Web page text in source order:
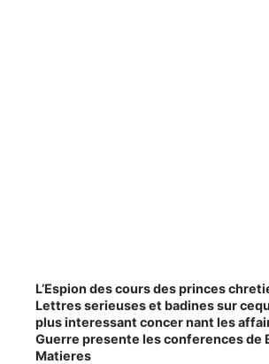
L’Espion des cours des princes
Lettres serieuses et badines sur
plus interessant concer nant les
Guerre presente les conferences de
Matieres